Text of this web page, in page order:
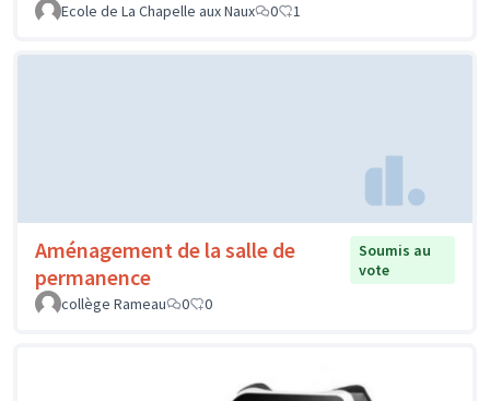
Ecole de La Chapelle aux Naux
0 1
Aménagement de la salle de
permanence
Soumis au
vote
collège Rameau
0 0